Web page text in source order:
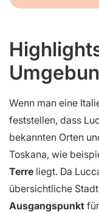
Wenn man eine
feststellen, dass
bekannten Orten
Toskana, wie
Terre liegt. Da
übersichtliche
Ausgangspunkt